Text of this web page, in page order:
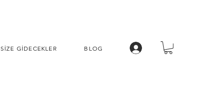
SİZE GİDECEKLER BLOG